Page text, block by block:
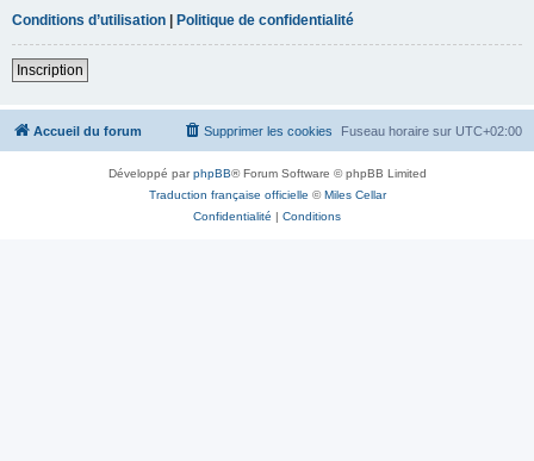
Conditions d’utilisation | Politique de confidentialité
Inscription
Accueil du forum Fuseau horaire sur UTC+02:00
Supprimer les cookies
Développé parphpBB® Forum Software © phpBB Limited
Traduction française officielle ©Miles Cellar
Confidentialité | Conditions